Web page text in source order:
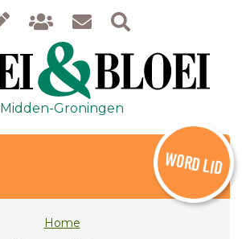
Midden-Groningen
WORD LID
Home